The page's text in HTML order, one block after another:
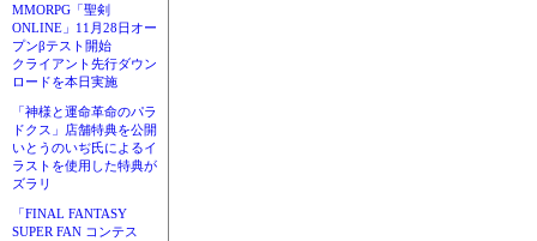
MMORPG「聖剣
ONLINE」11月28日オー
プンβテスト開始
クライアント先行ダウン
ロードを本日実施
「神様と運命革命のパラ
ドクス」店舗特典を公開
いとうのいぢ氏によるイ
ラストを使用した特典が
ズラリ
「FINAL FANTASY
SUPER FAN コンテス